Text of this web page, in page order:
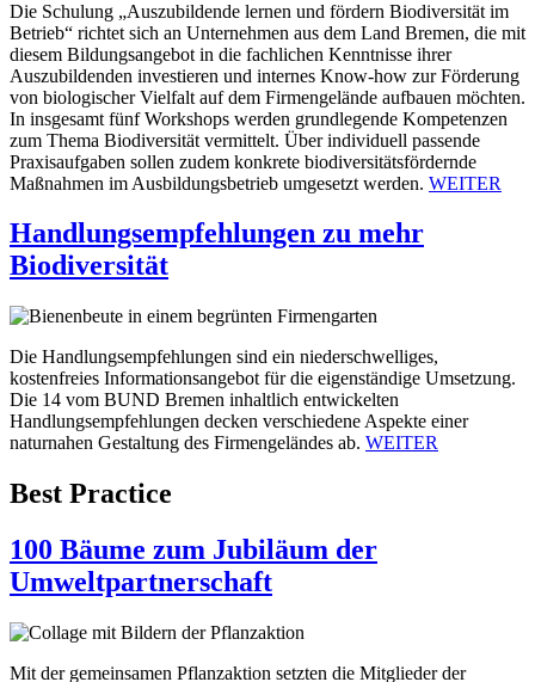
Die Schulung „Auszubildende lernen und fördern Biodiversität im
Betrieb“ richtet sich an Unternehmen aus dem Land Bremen, die mit
diesem Bildungsangebot in die fachlichen Kenntnisse ihrer
Auszubildenden investieren und internes Know-how zur Förderung
von biologischer Vielfalt auf dem Firmengelände aufbauen möchten.
In insgesamt fünf Workshops werden grundlegende Kompetenzen
zum Thema Biodiversität vermittelt. Über individuell passende
Praxisaufgaben sollen zudem konkrete biodiversitätsfördernde
Maßnahmen im Ausbildungsbetrieb umgesetzt werden. WEITER
Handlungsempfehlungen zu mehr
Biodiversität
Die Handlungsempfehlungen sind ein niederschwelliges,
kostenfreies Informationsangebot für die eigenständige Umsetzung.
Die 14 vom BUND Bremen inhaltlich entwickelten
Handlungsempfehlungen decken verschiedene Aspekte einer
naturnahen Gestaltung des Firmengeländes ab. WEITER
Best Practice
100 Bäume zum Jubiläum der
Umweltpartnerschaft
Mit der gemeinsamen Pflanzaktion setzten die Mitglieder der